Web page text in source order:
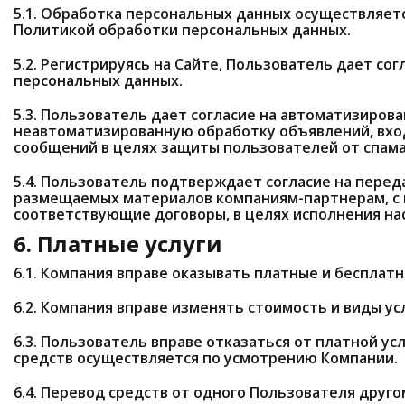
5.1. Обработка персональных данных
Политикой обработки персональных данных.
5.2. Регистрируясь на Сайте, Пользователь дает
персональных данных.
5.3. Пользователь дает согласие на
неавтоматизированную обработку объявлений,
сообщений в целях защиты пользователей от
5.4. Пользователь подтверждает согласие на
размещаемых материалов компаниям-партнерам,
соответствующие договоры, в целях исполнения
6. Платные услуги
6.1. Компания вправе оказывать платные и
6.2. Компания вправе изменять стоимость и виды
6.3. Пользователь вправе отказаться от платной
средств осуществляется по усмотрению Компании.
6.4. Перевод средств от одного Пользователя